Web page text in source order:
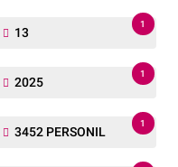
13
1
2025
1
3452 PERSONIL
1